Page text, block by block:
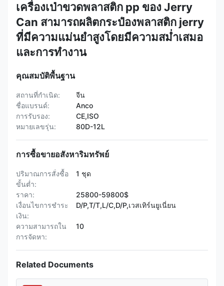
เครื่องเป่าขวดพลาสติก pp ของ Jerry
Can สามารถผลิตกระป๋องพลาสติก jerry
ที่มีความแม่นยำสูงโดยมีความสม่ำเสมอ
และการทำงาน
คุณสมบัติพื้นฐาน
สถานที่กำเนิด:
จีน
ชื่อแบรนด์:
Anco
การรับรอง:
CE,ISO
หมายเลขรุ่น:
80D-12L
การซื้อขายอสังหาริมทรัพย์
ปริมาณการสั่งซื้อ
ขั้นต่ำ:
1 ชุด
ราคา:
25800-59800$
เงื่อนไขการชำระ
เงิน:
D/P,T/T,L/C,D/P,เวสเทิร์นยูเนี่ยน
ความสามารถใน
การจัดหา:
10
Related Documents